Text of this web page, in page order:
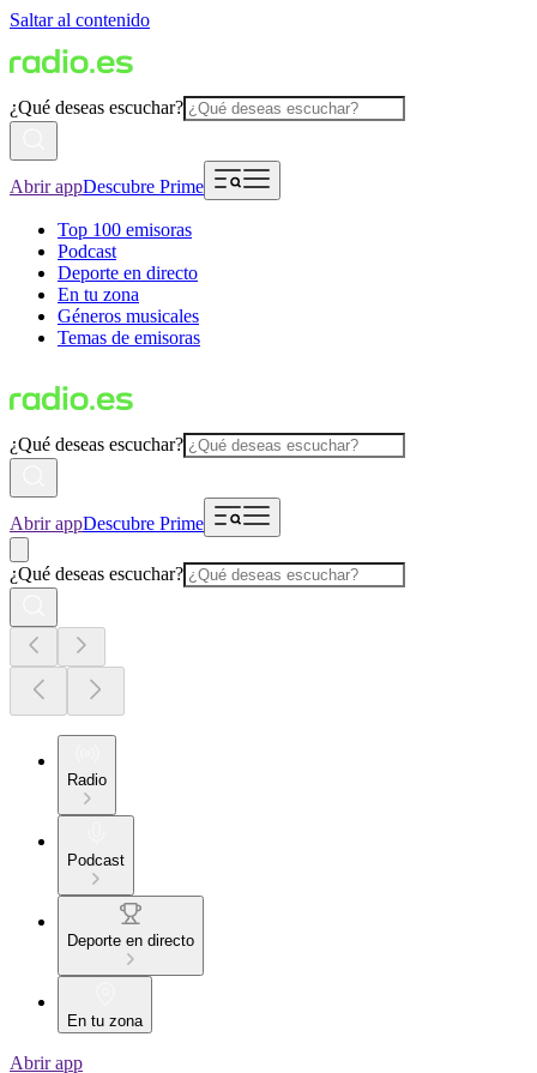
Saltar al contenido
¿Qué deseas escuchar?
Abrir appDescubre Prime
Top 100 emisoras
Podcast
Deporte en directo
En tu zona
Géneros musicales
Temas de emisoras
¿Qué deseas escuchar?
Abrir appDescubre Prime
¿Qué deseas escuchar?
Radio
Podcast
Deporte en directo
En tu zona
Abrir app